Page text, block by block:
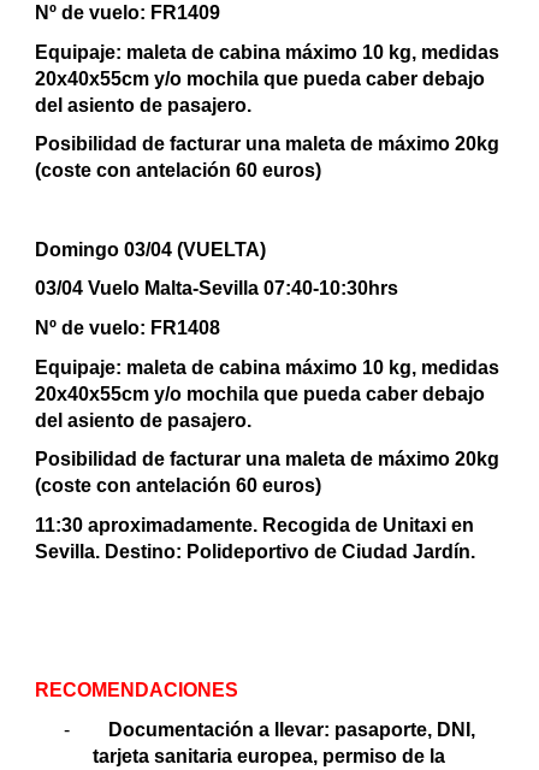
Nº de vuelo: FR1409
Equipaje: maleta de cabina máximo 10 kg, medidas
20x40x55cm y/o mochila que pueda caber debajo
del asiento de pasajero.
Posibilidad de facturar una maleta de máximo 20kg
(coste con antelación 60 euros)
Domingo 03/04 (VUELTA)
03/04 Vuelo Malta-Sevilla 07:40-10:30hrs
Nº de vuelo: FR1408
Equipaje: maleta de cabina máximo 10 kg, medidas
20x40x55cm y/o mochila que pueda caber debajo
del asiento de pasajero.
Posibilidad de facturar una maleta de máximo 20kg
(coste con antelación 60 euros)
11:30 aproximadamente. Recogida de Unitaxi en
Sevilla. Destino: Polideportivo de Ciudad Jardín.
RECOMENDACIONES
-
Documentación a llevar: pasaporte, DNI,
tarjeta sanitaria europea, permiso de la